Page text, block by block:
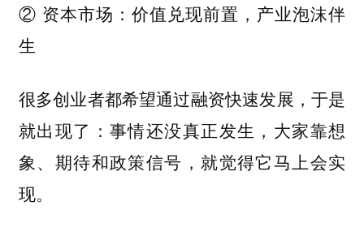
② 资本市场：价值兑现前置，产业泡沫伴
生
很多创业者都希望通过融资快速发展，于是
就出现了：事情还没真正发生，大家靠想
象、期待和政策信号，就觉得它马上会实
现。